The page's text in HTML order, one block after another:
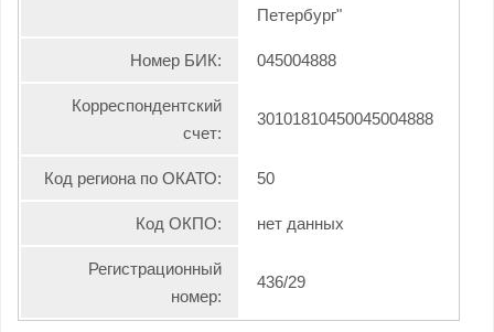
Петербург"
Номер БИК: 045004888
Корреспондентский
счет:
30101810450045004888
Код региона по ОКАТО: 50
Код ОКПО: нет данных
Регистрационный
номер:
436/29